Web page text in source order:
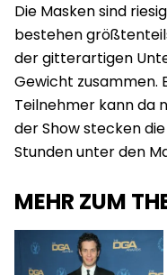
Die Masken sind
bestehen
der gitterartigen
Gewicht zusammen.
Teilnehmer kann da
der Show stecken
Stunden unter den
MEHR ZUM